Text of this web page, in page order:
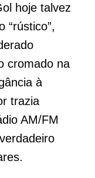
hoje talvez
“rústico”,
cromado na
à
trazia
AM/FM